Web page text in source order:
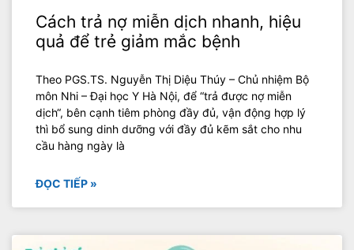
Cách trả nợ miễn dịch nhanh, hiệu
quả để trẻ giảm mắc bệnh
Theo PGS.TS. Nguyễn Thị Diệu Thúy – Chủ nhiệm Bộ
môn Nhi – Đại học Y Hà Nội, để “trả được nợ miễn
dịch“, bên cạnh tiêm phòng đầy đủ, vận động hợp lý
thì bổ sung dinh dưỡng với đầy đủ kẽm sắt cho nhu
cầu hàng ngày là
ĐỌC TIẾP »